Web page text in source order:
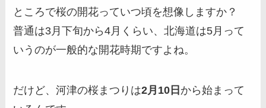
ところで桜の開花っていつ頃を想像しますか？
普通は3月下旬から4月くらい、北海道は5月って
いうのが一般的な開花時期ですよね。
だけど、河津の桜まつりは2月10日 から始まって